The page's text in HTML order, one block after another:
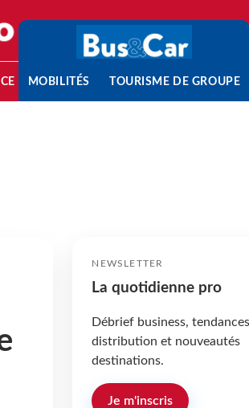
MOBILITÉS TOURISME DE GROUPE
NEWSLETTER
La quotidienne pro
Débrief business, tendances
distribution et nouveautés
destinations.
Je m'inscris